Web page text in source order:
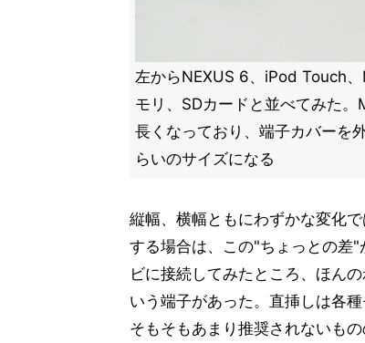
左からNEXUS 6、iPod Touch
モリ、SDカードと並べてみた
長くなっており、端子カバーを
らいのサイズになる
縦幅、横幅ともにわずかな変化
する場合は、この"ちょっとの差
ビに接続してみたところ、ほん
いう端子があった。直挿しは各
そもそもあまり推奨されないも